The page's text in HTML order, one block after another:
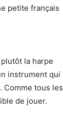
petite français
la harpe
instrument qui
Comme tous les
de jouer.